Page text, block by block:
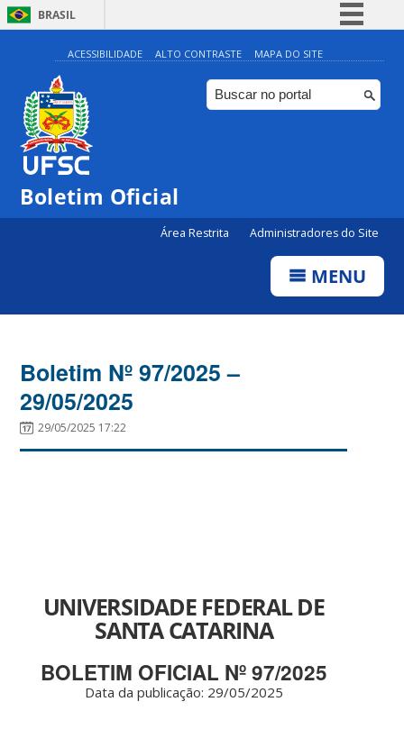
BRASIL
Simplifique!
Comunica BR
Participe
ACESSIBILIDADE ALTO CONTRASTE MAPA DO SITE
Boletim Oficial
Área Restrita Administradores do Site
MENU
Boletim Nº 97/2025 –
29/05/2025
29/05/2025 17:22
UNIVERSIDADE FEDERAL DE
SANTA CATARINA
BOLETIM OFICIAL Nº 97/2025
Data da publicação: 29/05/2025